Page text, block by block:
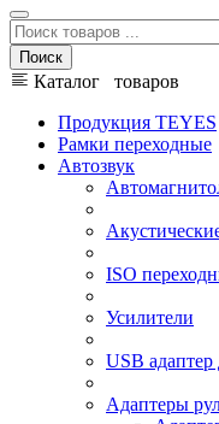
Поиск
Каталог товаров
Продукция TEYES
Рамки переходные
Автозвук
ISO
Усилители
USB
Адаптеры